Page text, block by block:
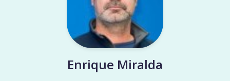
Enrique Miralda